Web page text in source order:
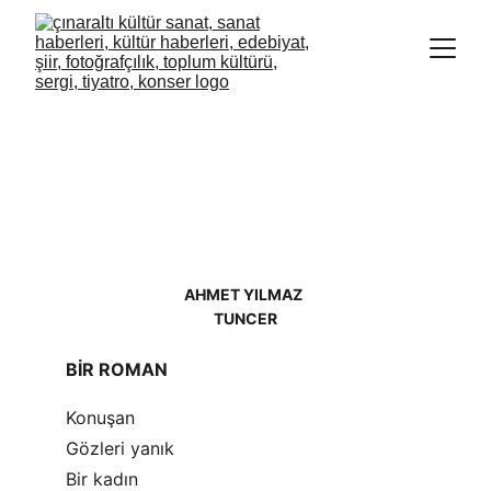
BİR ROMAN
Konuşan
Gözleri yanık
Bir kadın
AHMET YILMAZ
TUNCER